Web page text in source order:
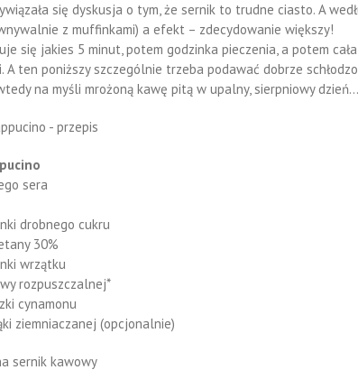
się dyskusja o tym, że sernik to trudne ciasto. A
z muffinkami) a efekt – zdecydowanie większy!
się jakies 5 minut, potem godzinka pieczenia, a potem
A ten poniższy szczególnie trzeba podawać dobrze
na myśli mrożoną kawę pitą w upalny, sierpniowy dzień…
sera
drobnego cukru
30%
wrzątku
rozpuszczalnej*
cynamonu
ziemniaczanej (opcjonalnie)